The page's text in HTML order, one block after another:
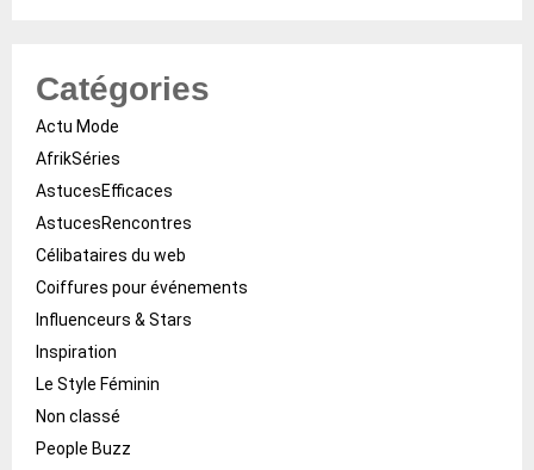
Catégories
Actu Mode
AfrikSéries
AstucesEfficaces
AstucesRencontres
Célibataires du web
Coiffures pour événements
Influenceurs & Stars
Inspiration
Le Style Féminin
Non classé
People Buzz